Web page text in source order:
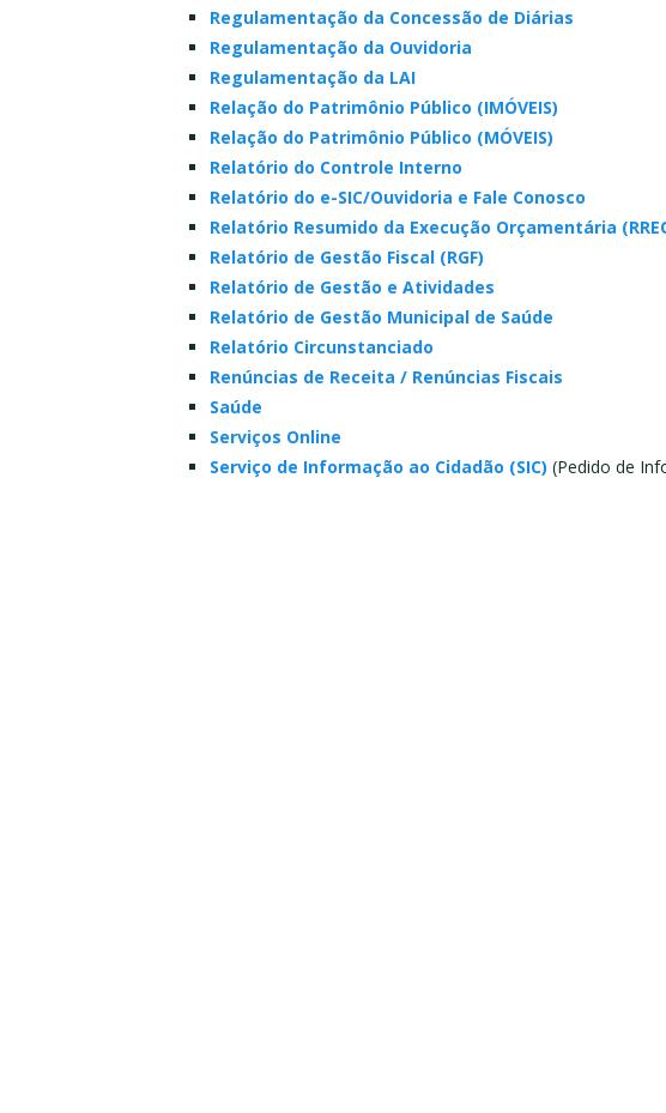
Regulamentação da Concessão de Diárias
Regulamentação da Ouvidoria
Regulamentação da LAI
Relação do Patrimônio Público (IMÓVEIS)
Relação do Patrimônio Público (MÓVEIS)
Relatório do Controle Interno
Relatório do e-SIC/Ouvidoria e Fale Conosco
Relatório Resumido da Execução Orçamentária
Relatório de Gestão Fiscal (RGF)
Relatório de Gestão e Atividades
Relatório de Gestão Municipal de Saúde
Relatório Circunstanciado
Renúncias de Receita / Renúncias Fiscais
Saúde
Serviços Online
Serviço de Informação ao Cidadão (SIC) (Pedido de